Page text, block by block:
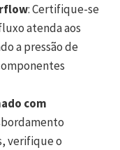
: Certifique-se
atenda aos
a pressão de
com
verifique o